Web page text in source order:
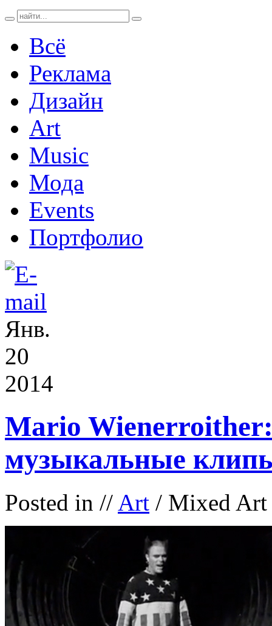
Всё
Реклама
Дизайн
Art
Music
Мода
Events
Портфолио
Янв.
20
2014
Mario
музыкальные
Posted in // Art / Mixed Art